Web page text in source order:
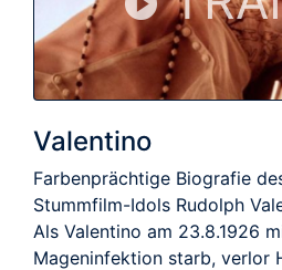
Valentino
Farbenprächtige Biografie
Stummfilm-Idols Rudolph
Als Valentino am 23.8.1926
Mageninfektion starb, verlor